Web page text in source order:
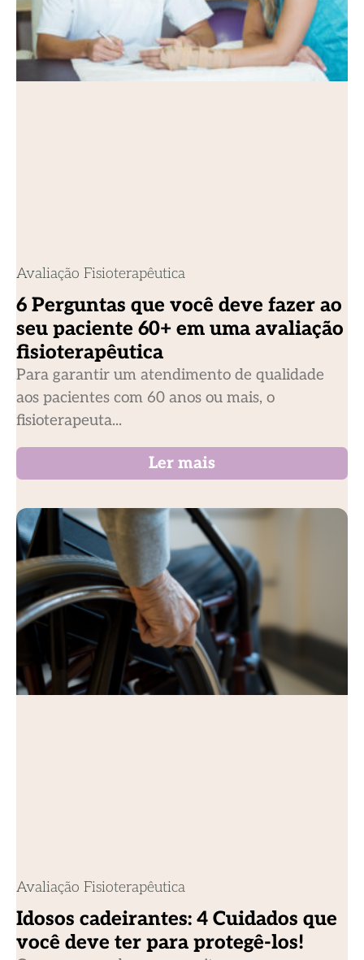
Avaliação Fisioterapêutica
6 Perguntas que você deve fazer ao
seu paciente 60+ em uma avaliação
fisioterapêutica
Para garantir um atendimento de qualidade
aos pacientes com 60 anos ou mais, o
fisioterapeuta...
Ler mais
Avaliação Fisioterapêutica
Idosos cadeirantes: 4 Cuidados que
você deve ter para protegê-los!